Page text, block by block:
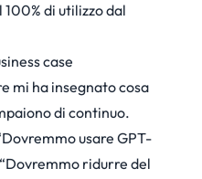
di utilizzo dal
case
mi ha insegnato cosa
di continuo.
usare GPT-
ridurre del